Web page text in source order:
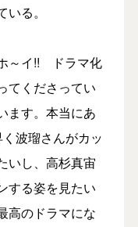
る。
～イ!! ドラマ化
てくださってい
ます。本当にあ
波瑠さんがカッ
いし、高杉真宙
する姿を見たい
高のドラマにな